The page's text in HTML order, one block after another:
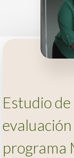
Estudio
programa